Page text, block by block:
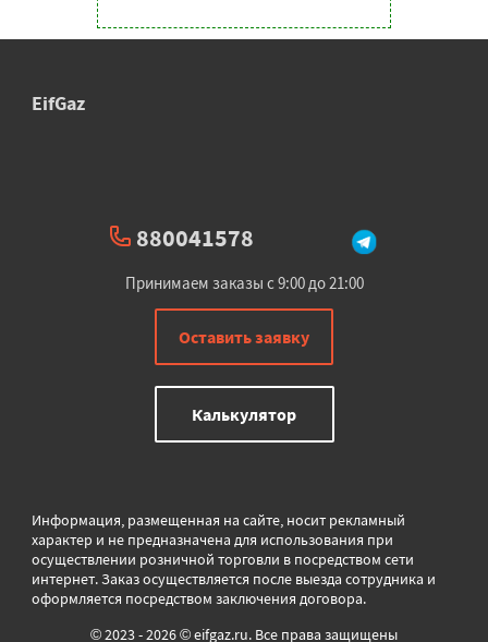
EifGaz
880041578
Принимаем заказы с 9:00 до 21:00
Оставить заявку
Калькулятор
Информация, размещенная на сайте, носит рекламный
характер и не предназначена для использования при
осуществлении розничной торговли в посредством сети
интернет. Заказ осуществляется после выезда сотрудника и
оформляется посредством заключения договора.
© 2023 - 2026 © eifgaz.ru. Все права защищены